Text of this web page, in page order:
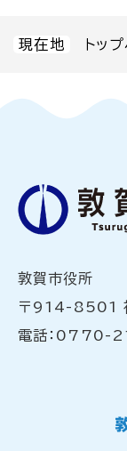
現在地 トッ
敦賀市役所
〒914-8501
電話：0770-